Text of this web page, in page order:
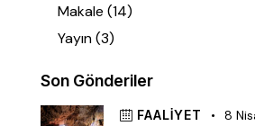
Makale (14)
Yayın(3)
Son Gönderiler
FAALIYET 8